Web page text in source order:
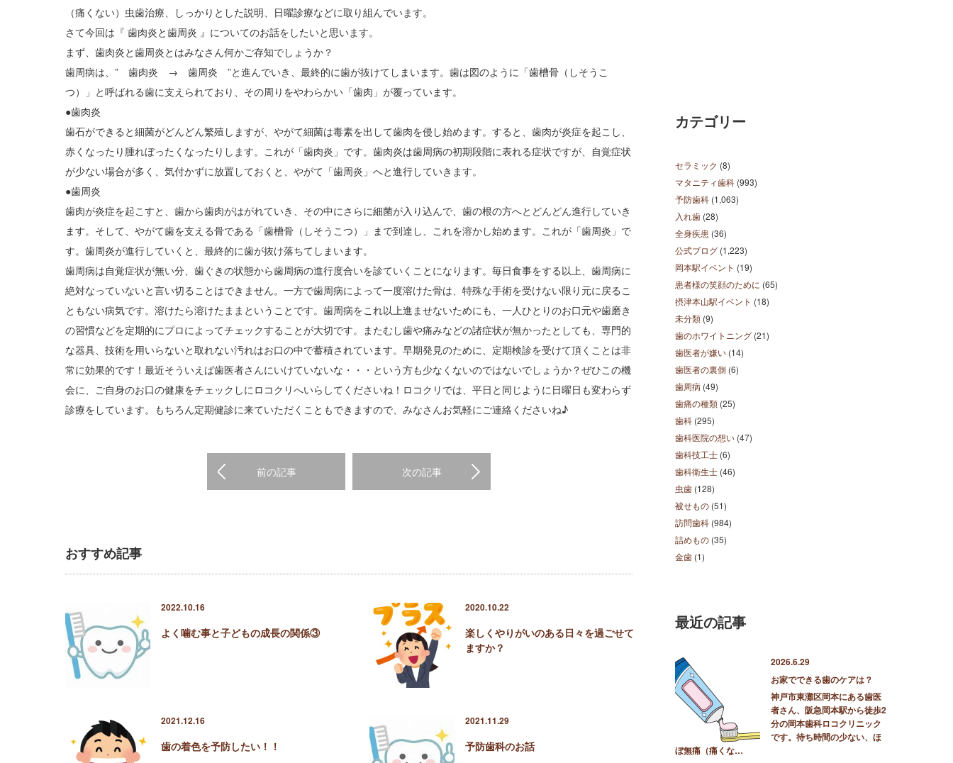
（痛くない）虫歯治療、しっかりとした説明、日曜診療などに取り組んでいます。
さて今回は『 歯肉炎と歯周炎 』についてのお話をしたいと思います。
まず、歯肉炎と歯周炎とはみなさん何かご存知でしょうか？
歯周病は、” 歯肉炎 → 歯周炎 ”と進んでいき、最終的に歯が抜けてしまいます。歯は図のように「歯槽骨（しそうこ
つ）」と呼ばれる歯に支えられており、その周りをやわらかい「歯肉」が覆っています。
●歯肉炎
歯石ができると細菌がどんどん繁殖しますが、やがて細菌は毒素を出して歯肉を侵し始めます。すると、歯肉が炎症を起こし、
赤くなったり腫れぼったくなったりします。これが「歯肉炎」です。歯肉炎は歯周病の初期段階に表れる症状ですが、自覚症状
が少ない場合が多く、気付かずに放置しておくと、やがて「歯周炎」へと進行していきます。
●歯周炎
歯肉が炎症を起こすと、歯から歯肉がはがれていき、その中にさらに細菌が入り込んで、歯の根の方へとどんどん進行していき
ます。そして、やがて歯を支える骨である「歯槽骨（しそうこつ）」まで到達し、これを溶かし始めます。これが「歯周炎」で
す。歯周炎が進行していくと、最終的に歯が抜け落ちてしまいます。
歯周病は自覚症状が無い分、歯ぐきの状態から歯周病の進行度合いを診ていくことになります。毎日食事をする以上、歯周病に
絶対なっていないと言い切ることはできません。一方で歯周病によって一度溶けた骨は、特殊な手術を受けない限り元に戻るこ
ともない病気です。溶けたら溶けたままということです。歯周病をこれ以上進ませないためにも、一人ひとりのお口元や歯磨き
の習慣などを定期的にプロによってチェックすることが大切です。またむし歯や痛みなどの諸症状が無かったとしても、専門的
な器具、技術を用いらないと取れない汚れはお口の中で蓄積されています。早期発見のために、定期検診を受けて頂くことは非
常に効果的です！最近そういえば歯医者さんにいけていないな・・・という方も少なくないのではないでしょうか？ぜひこの機
会に、ご自身のお口の健康をチェックしにロコクリへいらしてくださいね！ロコクリでは、平日と同じように日曜日も変わらず
診療をしています。もちろん定期健診に来ていただくこともできますので、みなさんお気軽にご連絡くださいね♪
前の記事 次の記事
おすすめ記事
2022.10.16
よく噛む事と子どもの成長の関係③
2020.10.22
楽しくやりがいのある日々を過ごせて
ますか？
2021.12.16
歯の着色を予防したい！！
2021.11.29
予防歯科のお話
カテゴリー
セラミック (8)
マタニティ歯科 (993)
予防歯科 (1,063)
入れ歯 (28)
全身疾患 (36)
公式ブログ (1,223)
岡本駅イベント (19)
患者様の笑顔のために (65)
摂津本山駅イベント (18)
未分類 (9)
歯のホワイトニング (21)
歯医者が嫌い (14)
歯医者の裏側 (6)
歯周病 (49)
歯痛の種類 (25)
歯科 (295)
歯科医院の想い (47)
歯科技工士 (6)
歯科衛生士 (46)
虫歯 (128)
被せもの (51)
訪問歯科 (984)
詰めもの (35)
金歯 (1)
最近の記事
2026.6.29
お家でできる歯のケアは？
神戸市東灘区岡本にある歯医
者さん、阪急岡本駅から徒歩2
分の岡本歯科ロコクリニック
です。待ち時間の少ない、ほ
ぼ無痛（痛くな…